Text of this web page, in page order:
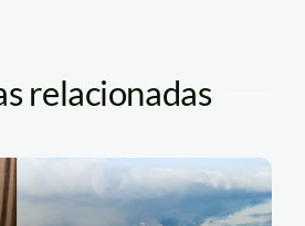
relacionadas